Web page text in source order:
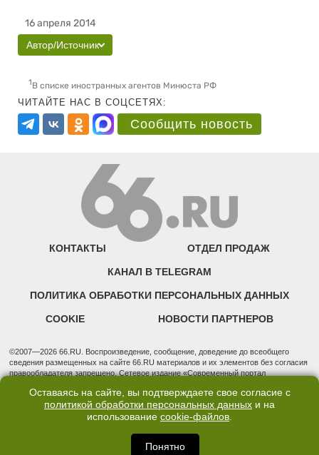
16 апреля 2014
Автор/Источник
1В списке иностранных агентов Минюста РФ
ЧИТАЙТЕ НАС В СОЦСЕТЯХ:
Сообщить новость
КОНТАКТЫ ОТДЕЛ ПРОДАЖ
КАНАЛ В TELEGRAM
ПОЛИТИКА ОБРАБОТКИ ПЕРСОНАЛЬНЫХ ДАННЫХ
COOKIE НОВОСТИ ПАРТНЕРОВ
©2007—2026 66.RU. Воспроизведение, сообщение, доведение до всеобщего
сведения размещенных на сайте 66.RU материалов и их элементов без согласия
правообладателя запрещено. Сетевое издание «Современный портал
надзору в сфере связи, информационных технологий и массовых коммуникаций
(Роскомнадзор). Регистрационный номер ЭЛ № ФС 77 - 76634 от 02.09.2019
Учредитель: Общество с ограниченной ответственностью "66.ру". Юридический
3, оф. 7015 Фактический адрес редакции и отдела продаж: 620014, Свердловская
обл., г. Екатеринбург, ул. Бориса Ельцина, д. 3, оф. 7015, +7 (343) 288-50-66
Оставаясь на сайте, вы подтверждаете свое согласие с
политикой обработки персональных данных и на
использование cookie-файлов.
Понятно